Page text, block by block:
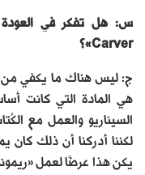
Carver»؟
ج: ليس هناك ما يكفي من
هي المادة التي كانت
السيناريو والعمل مع
لكننا أدركنا أن ذلك كان
يكن هذا عرضًا لعمل